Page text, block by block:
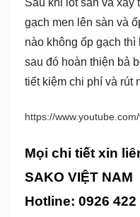
Sau khi lót sàn và
gạch men lên sàn và
nào không ốp gạch
sau đó hoàn thiện bả
tiết kiệm chi phí và rút
https://
Mọi chi tiết xin
SAKO VIỆT NAM
Hotline: 0926 422